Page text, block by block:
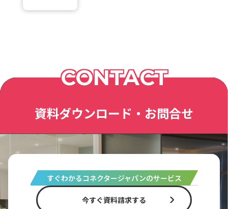
CONTACT
資料ダウンロード・お問合せ
すぐわかるコネクタージャパンのサービス
今すぐ資料請求する